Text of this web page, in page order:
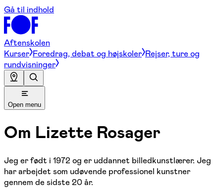
Gå til indhold
Aftenskolen
Kurser Foredrag, debat og højskoler Rejser, ture og
rundvisninger
Open menu
Om Lizette Rosager
Jeg er født i 1972 og er uddannet billedkunstlærer. Jeg
har arbejdet som udøvende professionel kunstner
gennem de sidste 20 år.